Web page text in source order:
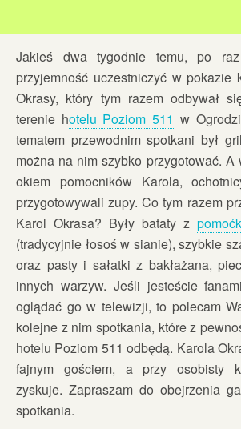
Jakieś dwa tygodnie temu, po
przyjemność uczestniczyć w pokazie
Okrasy, który tym razem odbywał
terenie hotelu Poziom 511 w
tematem przewodnim spotkani był
można na nim szybko przygotować. A
okiem pomocników Karola,
przygotowywali zupy. Co tym razem
Karol Okrasa? Były bataty z
(tradycyjnie łosoś w sianie), szybkie
oraz pasty i sałatki z bakłażana,
innych warzyw. Jeśli jesteście
oglądać go w telewizji, to polecam
kolejne z nim spotkania, które z
hotelu Poziom 511 odbędą. Karola
fajnym gościem, a przy osobisty
zyskuje. Zapraszam do obejrzenia
spotkania.